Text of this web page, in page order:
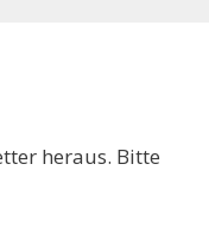
heraus. Bitte